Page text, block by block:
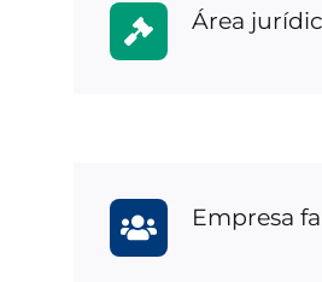
Área
Empresa